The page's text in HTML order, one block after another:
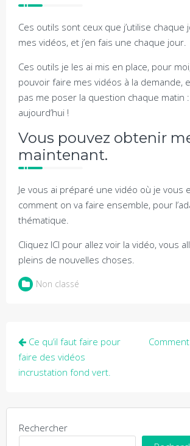
Ces outils sont ceux que j’utilise chaque
mes vidéos, et j’en fais une chaque jour.
Ces outils je les ai mis en place, pour
pouvoir faire mes vidéos à la demande,
pas me poser la question chaque matin
aujourd’hui !
Vous pouvez obtenir
maintenant.
Je vous ai préparé une vidéo où je vous
comment on va faire ensemble, pour
thématique.
Cliquez ICI pour allez voir la vidéo, vous
pleins de nouvelles choses.
Non classé
Navigation
de
l’article
Ce qu’il faut faire pour
faire des vidéos
incrustation fond vert.
Rechercher